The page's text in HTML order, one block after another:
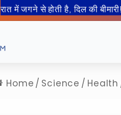
50 साल बाद इंसान जा रहा हैं
Home / Science / Health